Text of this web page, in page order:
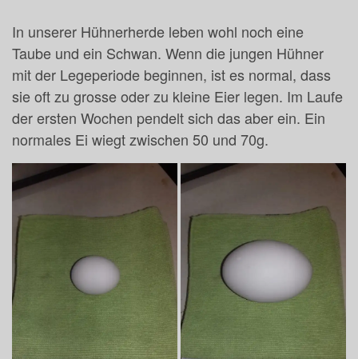
In unserer Hühnerherde leben wohl noch eine
Taube und ein Schwan. Wenn die jungen Hühner
mit der Legeperiode beginnen, ist es normal, dass
sie oft zu grosse oder zu kleine Eier legen. Im Laufe
der ersten Wochen pendelt sich das aber ein. Ein
normales Ei wiegt zwischen 50 und 70g.